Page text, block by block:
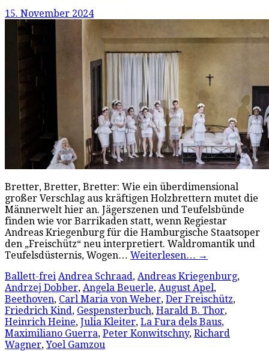
15. November 2024
Bretter, Bretter, Bretter: Wie ein überdimensional
großer Verschlag aus kräftigen Holzbrettern mutet die
Männerwelt hier an. Jägerszenen und Teufelsbünde
finden wie vor Barrikaden statt, wenn Regiestar
Andreas Kriegenburg für die Hamburgische Staatsoper
den „Freischütz“ neu interpretiert. Waldromantik und
Teufelsdüsternis, Wogen… Weiterlesen… →
Ballett-frei Andrea Schraad, Andreas Kriegenburg,
Andrzej Dobber, Angela Beuerle, August Apel,
Beethoven, Carl Maria von Weber, Der Freischütz,
Friedrich Kind, Gespensterbuch, Harald B. Thor,
Heinrich Heine, Julia Kleiter, La Fura dels Baus,
Maximiliano Guerra, Peter Konwitschny, Richard
Wagner,Yoel Gamzou